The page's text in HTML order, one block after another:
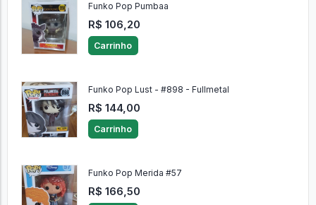
Funko Pop Pumbaa
R$ 106,20
Carrinho
Funko Pop Lust - #898 - Fullmetal
R$ 144,00
Carrinho
Funko Pop Merida #57
R$ 166,50